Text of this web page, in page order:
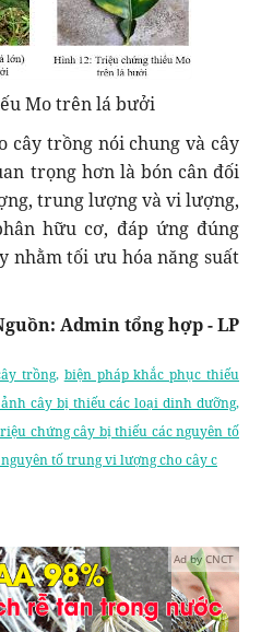
Mo trên lá bưởi
cây trồng nói chung và cây
trọng hơn là bón cân đối
trung lượng và vi lượng,
hữu cơ, đáp ứng đúng
nhằm tối ưu hóa năng suất
Admin tổng hợp - LP
trồng, biện pháp khắc phục thiếu
cây bị thiếu các loại dinh dưỡng,
chứng cây bị thiếu các nguyên tố
tố trung vi lượng cho cây c
Ad by CNCT